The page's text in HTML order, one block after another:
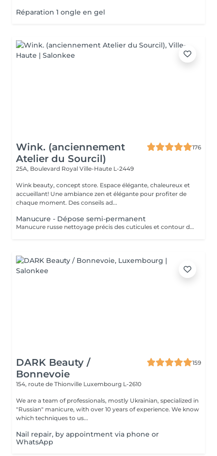
Réparation 1 ongle en gel
Wink. (anciennement
Atelier du Sourcil)
176
25A, Boulevard Royal Ville-Haute L-2449
Wink beauty, concept store. Espace élégante, chaleureux et
accueillant! Une ambiance zen et élégante pour profiter de
chaque moment. Des conseils ad...
Manucure - Dépose semi-permanent
Manucure russe nettoyage précis des cuticules et contour des ongles. Retrait 85% de l'ancien semi-permanent sans touche a votre ongles naturel.
DARK Beauty /
Bonnevoie
159
154, route de Thionville Luxembourg L-2610
We are a team of professionals, mostly Ukrainian, specialized in
"Russian" manicure, with over 10 years of experience. We know
which techniques to us...
Nail repair, by appointment via phone or
WhatsApp